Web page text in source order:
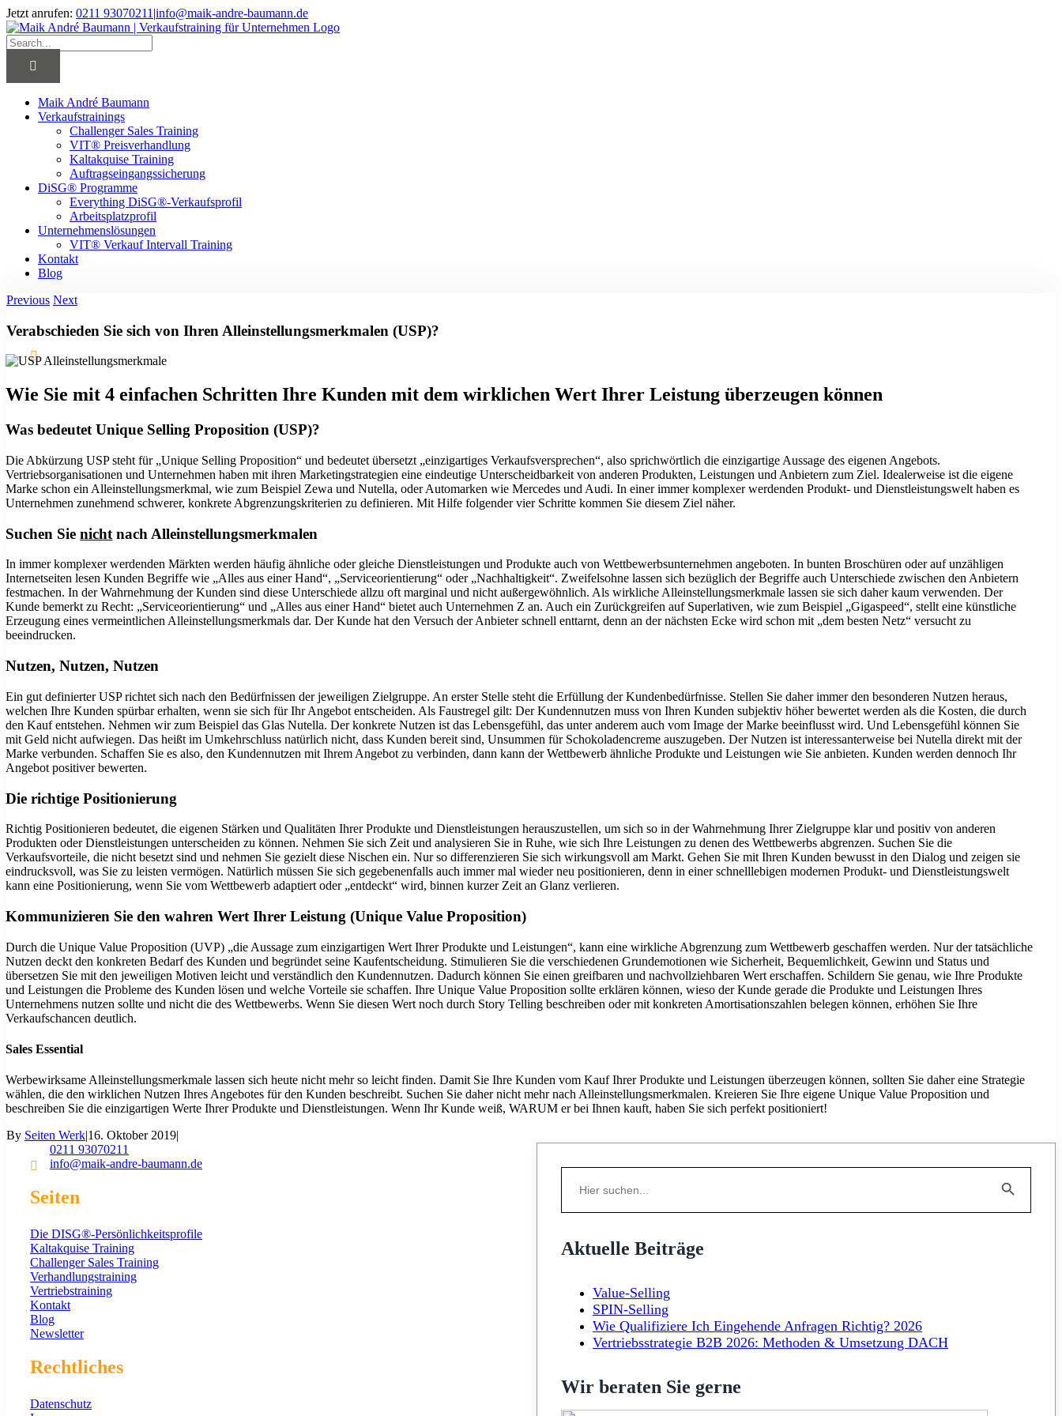
Skip
to
content
Jetzt anrufen: 0211 93070211 |info@maik-andre-baumann.de
Facebook
Twitter
LinkedIn
Xing
Search
Maik André Baumann
Verkaufstrainings
Challenger Sales Training
VIT® Preisverhandlung
Kaltakquise Training
Auftragseingangssicherung
DiSG® Programme
Everything DiSG®-Verkaufsprofil
Arbeitsplatzprofil
Unternehmenslösungen
VIT® Verkauf Intervall Training
Kontakt
Blog
Previous Next
Verabschieden Sie sich von Ihren Alleinstellungsmerkmalen (USP)?
Wie Sie mit 4 einfachen Schritten Ihre Kunden mit dem wirklichen Wert Ihrer Leistung überzeugen können
Was bedeutet Unique Selling Proposition (USP)?
Die Abkürzung USP steht für „Unique Selling Proposition“ und bedeutet übersetzt „einzigartiges Verkaufsversprechen“, also sprichwörtlich die einzigartige Aussage des eigenen Angebots.
Vertriebsorganisationen und Unternehmen haben mit ihren Marketingstrategien eine eindeutige Unterscheidbarkeit von anderen Produkten, Leistungen und Anbietern zum Ziel. Idealerweise ist die eigene
Marke schon ein Alleinstellungsmerkmal, wie zum Beispiel Zewa und Nutella, oder Automarken wie Mercedes und Audi. In einer immer komplexer werdenden Produkt- und Dienstleistungswelt haben es
Unternehmen zunehmend schwerer, konkrete Abgrenzungskriterien zu definieren. Mit Hilfe folgender vier Schritte kommen Sie diesem Ziel näher.
Suchen Sienicht nach Alleinstellungsmerkmalen
In immer komplexer werdenden Märkten werden häufig ähnliche oder gleiche Dienstleistungen und Produkte auch von Wettbewerbsunternehmen angeboten. In bunten Broschüren oder auf unzähligen
Internetseiten lesen Kunden Begriffe wie „Alles aus einer Hand“, „Serviceorientierung“ oder „Nachhaltigkeit“. Zweifelsohne lassen sich bezüglich der Begriffe auch Unterschiede zwischen den Anbietern
festmachen. In der Wahrnehmung der Kunden sind diese Unterschiede allzu oft marginal und nicht außergewöhnlich. Als wirkliche Alleinstellungsmerkmale lassen sie sich daher kaum verwenden. Der
Kunde bemerkt zu Recht: „Serviceorientierung“ und „Alles aus einer Hand“ bietet auch Unternehmen Z an. Auch ein Zurückgreifen auf Superlativen, wie zum Beispiel „Gigaspeed“, stellt eine künstliche
Erzeugung eines vermeintlichen Alleinstellungsmerkmals dar. Der Kunde hat den Versuch der Anbieter schnell enttarnt, denn an der nächsten Ecke wird schon mit „dem besten Netz“ versucht zu
beeindrucken.
Nutzen, Nutzen, Nutzen
Ein gut definierter USP richtet sich nach den Bedürfnissen der jeweiligen Zielgruppe. An erster Stelle steht die Erfüllung der Kundenbedürfnisse. Stellen Sie daher immer den besonderen Nutzen heraus,
welchen Ihre Kunden spürbar erhalten, wenn sie sich für Ihr Angebot entscheiden. Als Faustregel gilt: Der Kundennutzen muss von Ihren Kunden subjektiv höher bewertet werden als die Kosten, die durch
den Kauf entstehen. Nehmen wir zum Beispiel das Glas Nutella. Der konkrete Nutzen ist das Lebensgefühl, das unter anderem auch vom Image der Marke beeinflusst wird. Und Lebensgefühl können Sie
mit Geld nicht aufwiegen. Das heißt im Umkehrschluss natürlich nicht, dass Kunden bereit sind, Unsummen für Schokoladencreme auszugeben. Der Nutzen ist interessanterweise bei Nutella direkt mit der
Marke verbunden. Schaffen Sie es also, den Kundennutzen mit Ihrem Angebot zu verbinden, dann kann der Wettbewerb ähnliche Produkte und Leistungen wie Sie anbieten. Kunden werden dennoch Ihr
Angebot positiver bewerten.
Die richtige Positionierung
Richtig Positionieren bedeutet, die eigenen Stärken und Qualitäten Ihrer Produkte und Dienstleistungen herauszustellen, um sich so in der Wahrnehmung Ihrer Zielgruppe klar und positiv von anderen
Produkten oder Dienstleistungen unterscheiden zu können. Nehmen Sie sich Zeit und analysieren Sie in Ruhe, wie sich Ihre Leistungen zu denen des Wettbewerbs abgrenzen. Suchen Sie die
Verkaufsvorteile, die nicht besetzt sind und nehmen Sie gezielt diese Nischen ein. Nur so differenzieren Sie sich wirkungsvoll am Markt. Gehen Sie mit Ihren Kunden bewusst in den Dialog und zeigen sie
eindrucksvoll, was Sie zu leisten vermögen. Natürlich müssen Sie sich gegebenenfalls auch immer mal wieder neu positionieren, denn in einer schnelllebigen modernen Produkt- und Dienstleistungswelt
kann eine Positionierung, wenn Sie vom Wettbewerb adaptiert oder „entdeckt“ wird, binnen kurzer Zeit an Glanz verlieren.
Kommunizieren Sie den wahren Wert Ihrer Leistung (Unique Value Proposition)
Durch die Unique Value Proposition (UVP) „die Aussage zum einzigartigen Wert Ihrer Produkte und Leistungen“, kann eine wirkliche Abgrenzung zum Wettbewerb geschaffen werden. Nur der tatsächliche
Nutzen deckt den konkreten Bedarf des Kunden und begründet seine Kaufentscheidung. Stimulieren Sie die verschiedenen Grundemotionen wie Sicherheit, Bequemlichkeit, Gewinn und Status und
übersetzen Sie mit den jeweiligen Motiven leicht und verständlich den Kundennutzen. Dadurch können Sie einen greifbaren und nachvollziehbaren Wert erschaffen. Schildern Sie genau, wie Ihre Produkte
und Leistungen die Probleme des Kunden lösen und welche Vorteile sie schaffen. Ihre Unique Value Proposition sollte erklären können, wieso der Kunde gerade die Produkte und Leistungen Ihres
Unternehmens nutzen sollte und nicht die des Wettbewerbs. Wenn Sie diesen Wert noch durch Story Telling beschreiben oder mit konkreten Amortisationszahlen belegen können, erhöhen Sie Ihre
Verkaufschancen deutlich.
Sales Essential
Werbewirksame Alleinstellungsmerkmale lassen sich heute nicht mehr so leicht finden. Damit Sie Ihre Kunden vom Kauf Ihrer Produkte und Leistungen überzeugen können, sollten Sie daher eine Strategie
wählen, die den wirklichen Nutzen Ihres Angebotes für den Kunden beschreibt. Suchen Sie daher nicht mehr nach Alleinstellungsmerkmalen. Kreieren Sie Ihre eigene Unique Value Proposition und
beschreiben Sie die einzigartigen Werte Ihrer Produkte und Dienstleistungen. Wenn Ihr Kunde weiß, WARUM er bei Ihnen kauft, haben Sie sich perfekt positioniert!
By Seiten Werk|16. Oktober 2019|
for:
Aktuelle Beiträge
Value-Selling
SPIN-Selling
Wie Qualifiziere Ich Eingehende Anfragen Richtig? 2026
Vertriebsstrategie B2B 2026: Methoden & Umsetzung DACH
Wir beraten Sie gerne
0211 93070211
info@maik-andre-baumann.de
Seiten
Die DISG®-Persönlichkeitsprofile
Kaltakquise Training
Challenger Sales Training
Verhandlungstraining
Vertriebstraining
Kontakt
Blog
Newsletter
Rechtliches
Datenschutz